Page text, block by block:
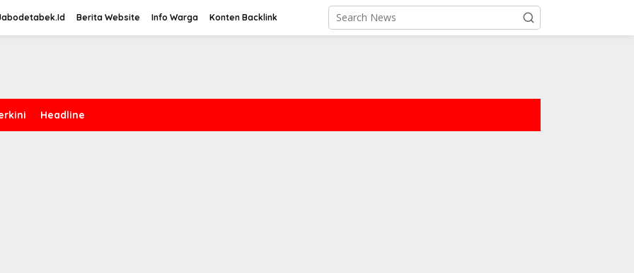
Berita Website Info Warga Konten Backlink
Headline